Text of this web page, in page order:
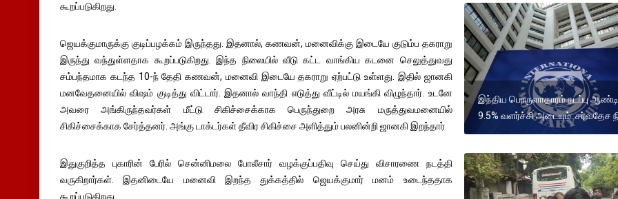
கூறப்படுகிறது.
ஜெயக்குமாருக்கு குடிப்பழக்கம் இருந்தது. இதனால், கணவன், மனைவிக்கு இடையே குடும்ப தகராறு
இருந்து வந்துள்ளதாக கூறப்படுகிறது. இந்த நிலையில் வீடு கட்ட வாங்கிய கடனை செலுத்துவது
சம்பந்தமாக கடந்த 10-ந் தேதி கணவன், மனைவி இடையே தகராறு ஏற்பட்டு உள்ளது. இதில் ஜானகி
மனவேதனையில் விஷம் குடித்து விட்டார். இதனால் வாந்தி எடுத்து வீட்டில் மயங்கி விழுந்தார். உடனே
அவரை அங்கிருந்தவர்கள் மீட்டு சிகிச்சைக்காக பெருந்துறை அரசு மருத்துவமனையில்
சிகிச்சைக்காக சேர்த்தனர். அங்கு டாக்டர்கள் தீவிர சிகிச்சை அளித்தும் பலனின்றி ஜானகி இறந்தார்.
இதுகுறித்த புகாரின் பேரில் சென்னிமலை போலீசார் வழக்குப்பதிவு செய்து விசாரணை நடத்தி
வருகிறார்கள். இதனிடையே மனைவி இறந்த துக்கத்தில் ஜெயக்குமார் மனம் உடைந்ததாக
கூறப்படுகிறது.
இந்திய பொருளாதாரம் நடப்பு
9.5% வளர்ச்சி அடையும்: சர்வதேச